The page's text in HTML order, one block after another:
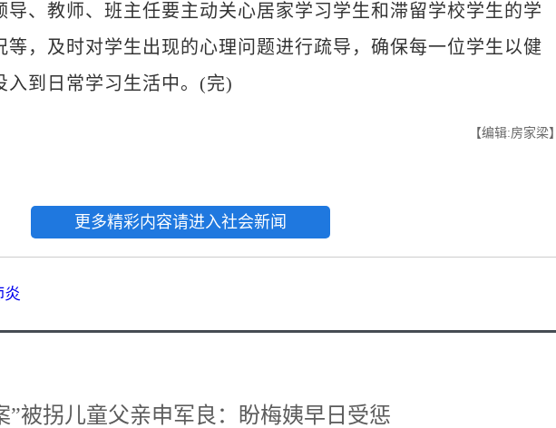
教师、班主任要主动关心居家学习学生和滞留学校学生的学
等，及时对学生出现的心理问题进行疏导，确保每一位学生以健
入到日常学习生活中。(完)
【编辑:房家梁】
更多精彩内容请进入社会新闻
”被拐儿童父亲申军良：盼梅姨早日受惩